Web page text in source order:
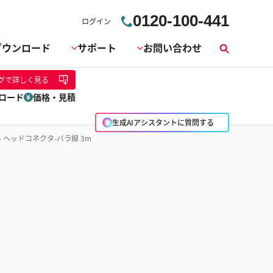
ログイン 0120-100-441
ンロード サポート お問い合わせ
索
生成AIアシスタントに質問する
で詳しく見る
ード 価格・見積
ヘッドコネクタ-バラ線 3m